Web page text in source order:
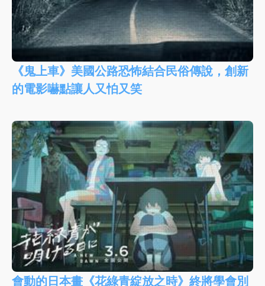
《鬼上車》美國公路恐怖結合民俗傳說，創新
的電影嚇點讓人又怕又笑
會動的日本畫《花綠青綻放之時》終將學會別